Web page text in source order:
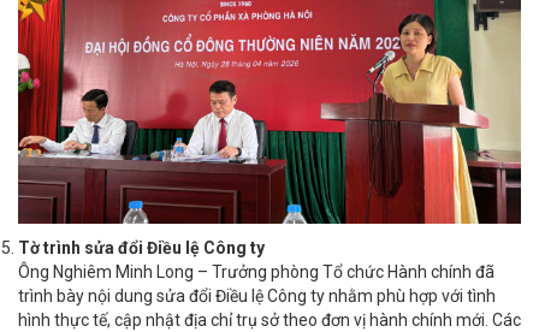
Tờ trình sửa đổi Điều lệ Công ty
Ông Nghiêm Minh Long – Trưởng phòng Tổ chức Hành chính đã
trình bày nội dung sửa đổi Điều lệ Công ty nhằm phù hợp với tình
hình thực tế, cập nhật địa chỉ trụ sở theo đơn vị hành chính mới. Các